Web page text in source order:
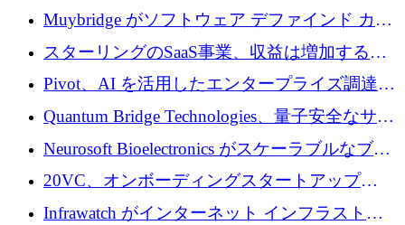
るために 3 億ユーロの信用枠を確保
Muybridge がソフトウェア デファインド カメ
ラ テクノロジーを拡張するためにシリーズ A
で 1,600 万ドルを調達
スターリングのSaaS事業、収益は増加するも
グループ利益は減少
Pivot、AI を活用したエンタープライズ調達プ
ラットフォームを拡大するために 4,000 万ド
ルを調達
Quantum Bridge Technologies、量子安全なサイ
バーセキュリティ インフラストラクチャの拡
張にシリーズ A で 800 万ドルを投入
Neurosoft Bioelectronics がスケーラブルなブレ
イン コンピューター インターフェイスのため
に 750 万ドルを調達
20VC、オンボーディングスタートアップ
Prelude へのシリーズ A 投資で 2,000 万ドルを
Infrawatch がインターネット インフラストラ